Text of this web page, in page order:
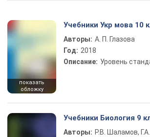
показать
обложку
Учебники Укр мова 10
Авторы: А. П. Глазова
Год: 2018
Описание: Уровень
Учебники Биология 9
Авторы: Р.В. Шаламов,